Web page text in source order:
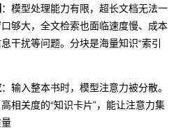
：模型处理能力有限，超长文档无法一
够大，全文检索也面临速度慢、成本
干扰等问题。分块是海量知识“索引
：输入整本书时，模型注意力被分散。
相关度的“知识卡片”，能让注意力集